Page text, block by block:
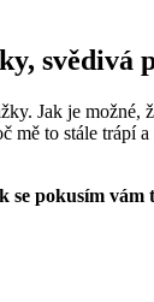
svědivá
Jak je
to stále trápí
se pokusím vám